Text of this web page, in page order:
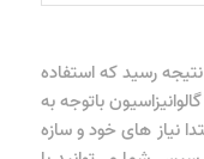
رسید که استفاده
باتوجه به
نیاز های خود و سازه